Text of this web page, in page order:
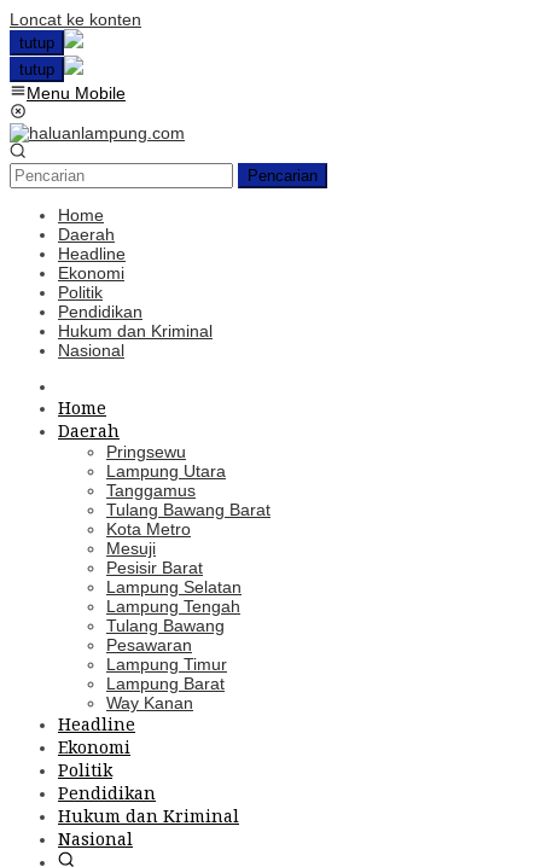
Loncat ke konten
tutup
tutup
Menu Mobile
Pencarian
Home
Daerah
Headline
Ekonomi
Politik
Pendidikan
Hukum dan Kriminal
Nasional
Home
Daerah
Pringsewu
Lampung Utara
Tanggamus
Tulang Bawang Barat
Kota Metro
Mesuji
Pesisir Barat
Lampung Selatan
Lampung Tengah
Tulang Bawang
Pesawaran
Lampung Timur
Lampung Barat
Way Kanan
Headline
Ekonomi
Politik
Pendidikan
Hukum dan Kriminal
Nasional